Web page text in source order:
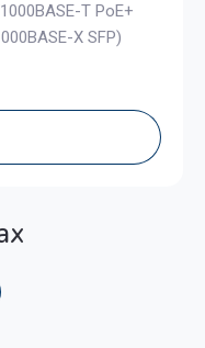
T PoE+
X SFP)